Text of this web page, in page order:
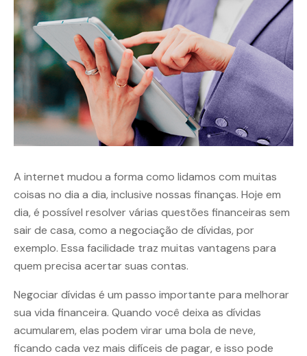
A internet mudou a forma como lidamos com muitas
coisas no dia a dia, inclusive nossas finanças. Hoje em
dia, é possível resolver várias questões financeiras sem
sair de casa, como a negociação de dívidas, por
exemplo. Essa facilidade traz muitas vantagens para
quem precisa acertar suas contas.
Negociar dívidas é um passo importante para melhorar
sua vida financeira. Quando você deixa as dívidas
acumularem, elas podem virar uma bola de neve,
ficando cada vez mais difíceis de pagar, e isso pode